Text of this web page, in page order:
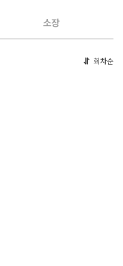
소장
회차순